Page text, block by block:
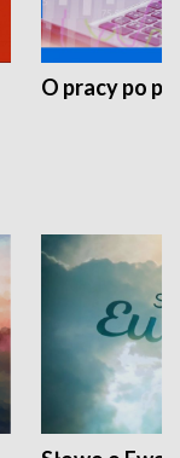
O pracy po